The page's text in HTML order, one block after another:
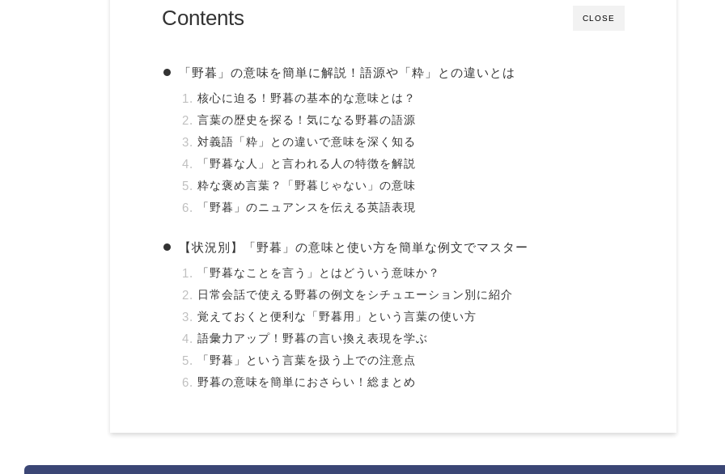
CLOSE
Contents
「野暮」の意味を簡単に解説！語源や「粋」との違いとは
核心に迫る！野暮の基本的な意味とは？
言葉の歴史を探る！気になる野暮の語源
対義語「粋」との違いで意味を深く知る
「野暮な人」と言われる人の特徴を解説
粋な褒め言葉？「野暮じゃない」の意味
「野暮」のニュアンスを伝える英語表現
【状況別】「野暮」の意味と使い方を簡単な例文でマスター
「野暮なことを言う」とはどういう意味か？
日常会話で使える野暮の例文をシチュエーション別に紹介
覚えておくと便利な「野暮用」という言葉の使い方
語彙力アップ！野暮の言い換え表現を学ぶ
「野暮」という言葉を扱う上での注意点
野暮の意味を簡単におさらい！総まとめ